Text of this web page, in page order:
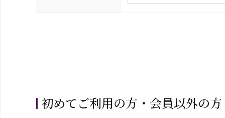
初めてご利用の方・会員以外の方